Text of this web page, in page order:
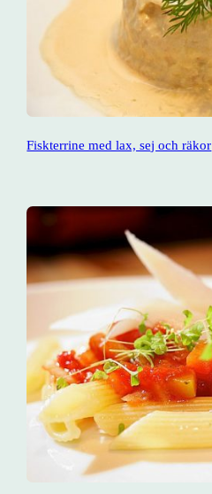
Fiskterrine med lax, sej och räkor